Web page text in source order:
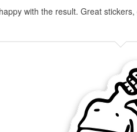
with the result. Great